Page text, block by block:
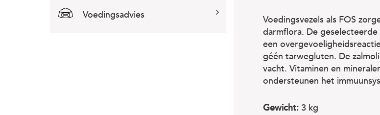
Voedingsadvies
Voedingsvezels als FOS
darmflora. De
een
géén tarwegluten. De
vacht. Vitaminen en
ondersteunen het
Gewicht: 3 kg